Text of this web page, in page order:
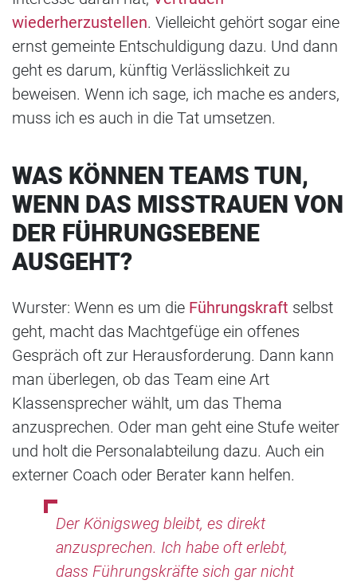
wiederherzustellen. Vielleicht gehört sogar eine
ernst gemeinte Entschuldigung dazu. Und dann
geht es darum, künftig Verlässlichkeit zu
beweisen. Wenn ich sage, ich mache es anders,
muss ich es auch in die Tat umsetzen.
WAS KÖNNEN TEAMS TUN,
WENN DAS MISSTRAUEN VON
DER FÜHRUNGSEBENE
AUSGEHT?
Wurster: Wenn es um die Führungskraft selbst
geht, macht das Machtgefüge ein offenes
Gespräch oft zur Herausforderung. Dann kann
man überlegen, ob das Team eine Art
Klassensprecher wählt, um das Thema
anzusprechen. Oder man geht eine Stufe weiter
und holt die Personalabteilung dazu. Auch ein
externer Coach oder Berater kann helfen.
Der Königsweg bleibt, es direkt
anzusprechen. Ich habe oft erlebt,
dass Führungskräfte sich gar nicht